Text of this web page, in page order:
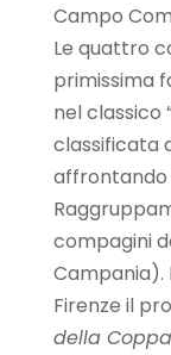
Campo
Le quattro
primissima
nel classico
classificata
affrontando
compagini
Campania).
Firenze il
della